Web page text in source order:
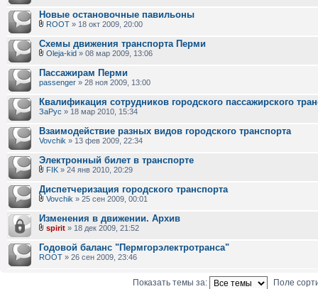
Новые остановочные павильоны
ROOT » 18 окт 2009, 20:00
Схемы движения транспорта Перми
Oleja-kid » 08 мар 2009, 13:06
Пассажирам Перми
passenger » 28 ноя 2009, 13:00
Квалификация сотрудников городского пассажирского
ЗаРус » 18 мар 2010, 15:34
Взаимодействие разных видов городского транспорта
Vovchik » 13 фев 2009, 22:34
Электронный билет в транспорте
FIK » 24 янв 2010, 20:29
Диспетчеризация городского транспорта
Vovchik » 25 сен 2009, 00:01
Изменения в движении. Архив
spirit » 18 дек 2009, 21:52
Годовой баланс "Пермгорэлектротранса"
ROOT » 26 сен 2009, 23:46
Показать темы за:
Поле